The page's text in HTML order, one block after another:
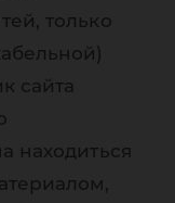
только
сайта
находиться